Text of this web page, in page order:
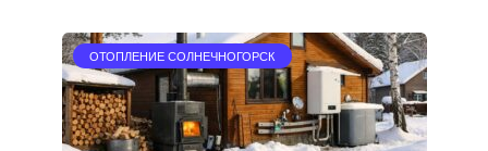
ОТОПЛЕНИЕ СОЛНЕЧНОГОРСК